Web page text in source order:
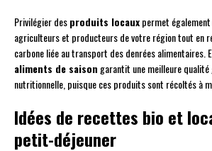
Privilégier desproduits locauxpermet
agriculteurs et producteurs de votre région tout en
carbone liée au transport des denrées alimentaires.
aliments de saison garantit une meilleure
nutritionnelle, puisque ces produits sont récoltés à
Idées de recettes bio et
petit-déjeuner